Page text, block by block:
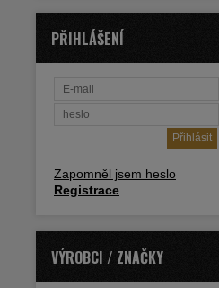
PŘIHLÁŠENÍ
Zapomněl jsem heslo
Registrace
VÝROBCI / ZNAČKY